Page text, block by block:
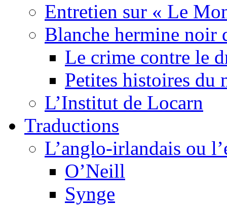
Entretien sur « Le
Blanche hermine noir
Le crime contre le
Petites histoires du
L’Institut de Locarn
Traductions
L’anglo-irlandais ou
O’Neill
Synge